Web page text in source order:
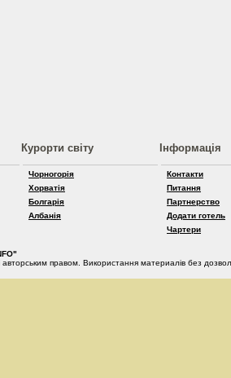
Курорти світу
Чорногорія
Хорватія
Болгарія
Албанія
Інформація
Контакти
Питання
Партнерство
Додати готель
Чартери
правом. Використання материалів без